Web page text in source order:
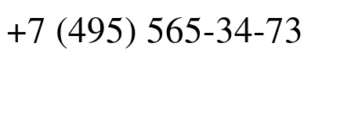
+7 (495) 565-34-73